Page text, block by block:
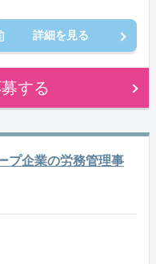
詳細を見る
する
プ企業の労務管理事